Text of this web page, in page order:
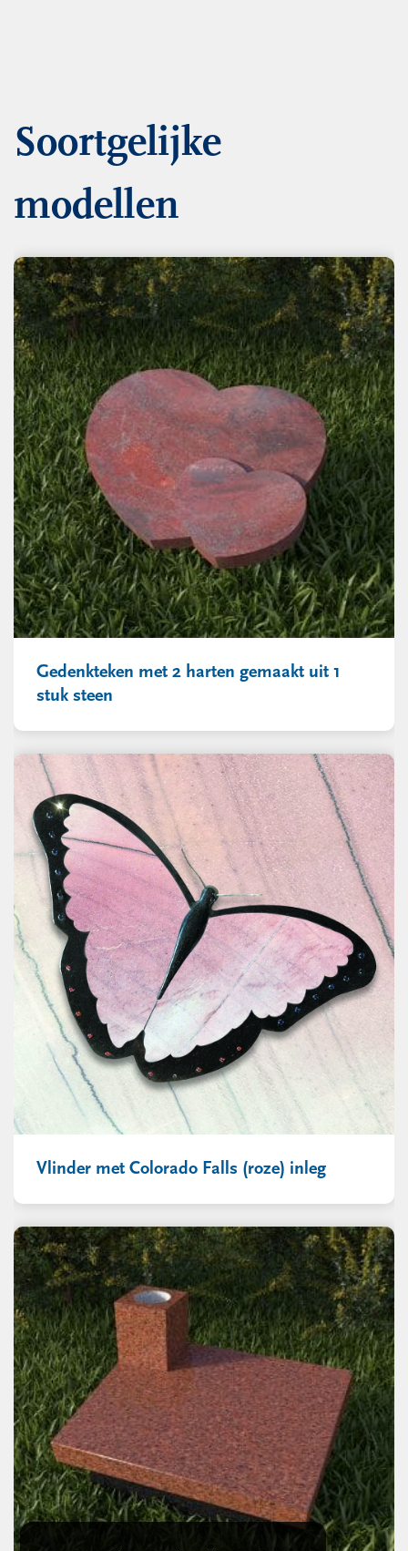
Soortgelijke
modellen
Gedenkteken met 2 harten gemaakt uit 1
stuk steen
Vlinder met Colorado Falls (roze) inleg